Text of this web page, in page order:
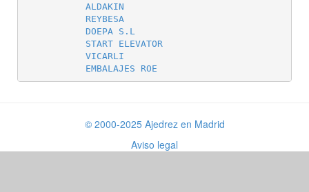
           ALDAKIN
           REYBESA
           DOEPA S.L
           START ELEVATOR
           VICARLI
© 2000-2025 Ajedrez en Madrid
Aviso legal